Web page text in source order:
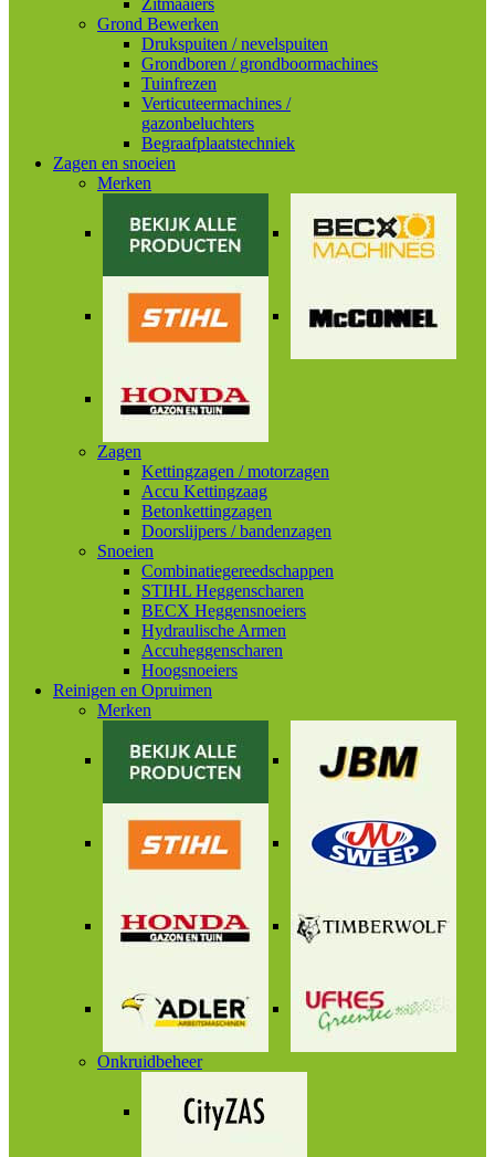
Zitmaaiers
Grond Bewerken
Drukspuiten / nevelspuiten
Grondboren / grondboormachines
Tuinfrezen
Verticuteermachines /
gazonbeluchters
Begraafplaatstechniek
Zagen en snoeien
Merken
Zagen
Kettingzagen / motorzagen
Accu Kettingzaag
Betonkettingzagen
Doorslijpers / bandenzagen
Snoeien
Combinatiegereedschappen
STIHL Heggenscharen
BECX Heggensnoeiers
Hydraulische Armen
Accuheggenscharen
Hoogsnoeiers
Reinigen en Opruimen
Merken
Onkruidbeheer